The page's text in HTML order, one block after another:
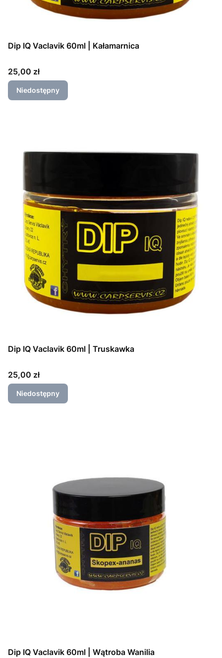
Dip IQ Vaclavik 60ml | Kałamarnica
Cena
25,00 zł
Niedostępny
Dip IQ Vaclavik 60ml | Truskawka
Cena
25,00 zł
Niedostępny
Dip IQ Vaclavik 60ml | Wątroba Wanilia